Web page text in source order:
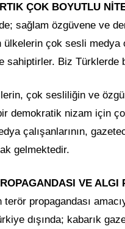
ÇOK BOYUTLU
sağlam özgüvene ve
ülkelerin çok sesli medya
sahiptirler. Biz Türklerde
çok sesliliğin ve
demokratik nizam için
çalışanlarının,
gelmektedir.
VE ALGI
terör propagandası
dışında; kabarık